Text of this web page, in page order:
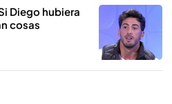
Diego hubiera
cosas